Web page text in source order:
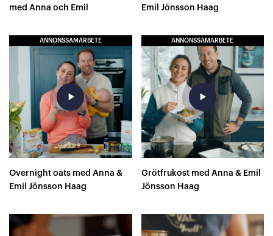
med Anna och Emil
Emil Jönsson Haag
ANNONSSAMARBETE
play_arrow
Overnight oats med Anna &
Emil Jönsson Haag
ANNONSSAMARBETE
play_arrow
Grötfrukost med Anna & Emil
Jönsson Haag